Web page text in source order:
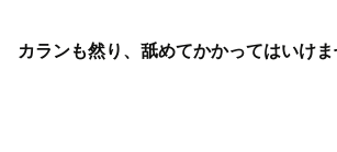
カランも然り、舐めてかかってはいけま